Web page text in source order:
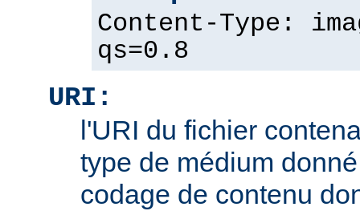
Content-Type:
qs=0.8
URI:
l'URI du fichier
type de médium
codage de contenu